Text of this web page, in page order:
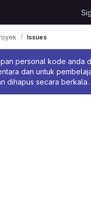
personal kode anda
dan untuk
dihapus secara berkala.
Issues